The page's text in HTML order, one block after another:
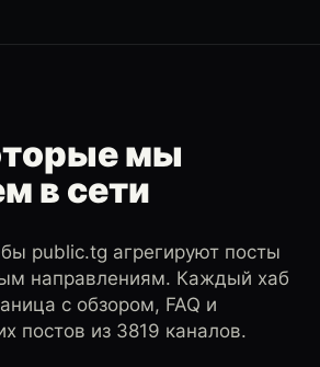
мы
в сети
public.tg агрегируют посты
направлениям. Каждый хаб
с обзором, FAQ и
постов из 3819 каналов.